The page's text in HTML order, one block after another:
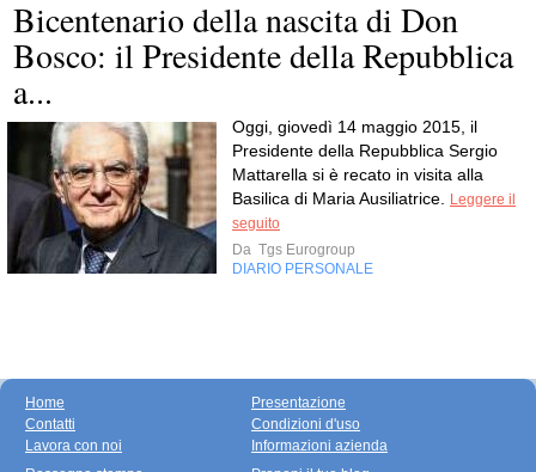
Bicentenario della nascita di Don
Bosco: il Presidente della Repubblica
a...
Oggi, giovedì 14 maggio 2015, il
Presidente della Repubblica Sergio
Mattarella si è recato in visita alla
Basilica di Maria Ausiliatrice.
Leggere il
seguito
Da Tgs Eurogroup
DIARIO PERSONALE
Home
Contatti
Lavora con noi
Presentazione
Condizioni d'uso
Informazioni azienda